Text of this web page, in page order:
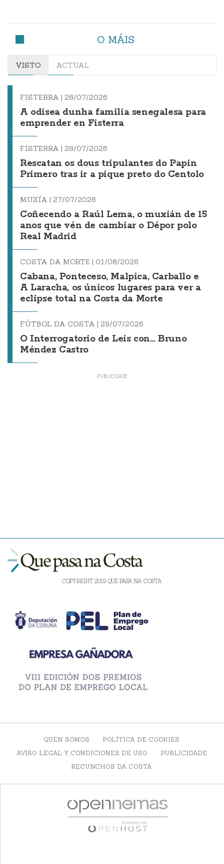
O MÁIS
VISTO ACTUAL
FISTERRA | 28/07/2026
A odisea dunha familia senegalesa para
emprender en Fisterra
FISTERRA | 28/07/2026
Rescatan os dous tripulantes do Papin
Primero tras ir a pique preto do Centolo
MUXÍA | 27/07/2026
Coñecendo a Raúl Lema, o muxián de 15
anos que vén de cambiar o Dépor polo
Real Madrid
COSTA DA MORTE | 01/08/2026
Cabana, Ponteceso, Malpica, Carballo e
A Laracha, os únicos lugares para ver a
eclipse total na Costa da Morte
FÚTBOL DA COSTA | 29/07/2026
O Interrogatorio de Leis con... Bruno
Méndez Castro
COPYRIGHT 2019 QUE PASA NA COSTA
QUEN SOMOS
POLÍTICA DE COOKIES
AVISO LEGAL Y CONDICIONES DE USO
PUBLICIDADE
RECUNCHOS DA COSTA